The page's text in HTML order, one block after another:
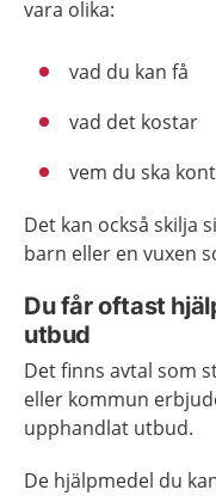
vara olika:
vad du kan få
vad det kostar
vem du ska
Det kan också skilja
barn eller en vuxen
Du får oftast
utbud
Det finns avtal som
eller kommun
upphandlat utbud.
De hjälpmedel du